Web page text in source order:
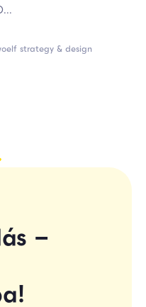
strategy & design
–